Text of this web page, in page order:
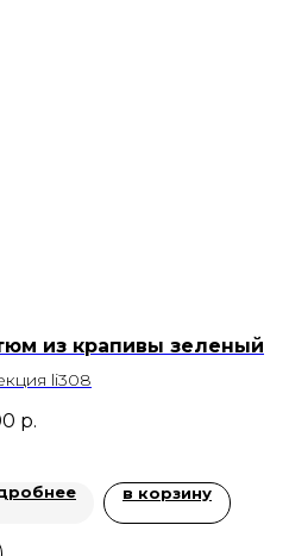
из крапивы зеленый
li308
р.
в корзину